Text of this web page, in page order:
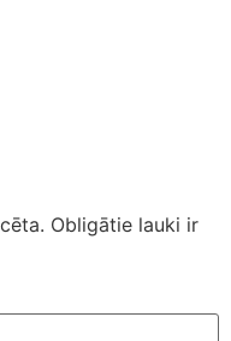
Obligātie lauki ir